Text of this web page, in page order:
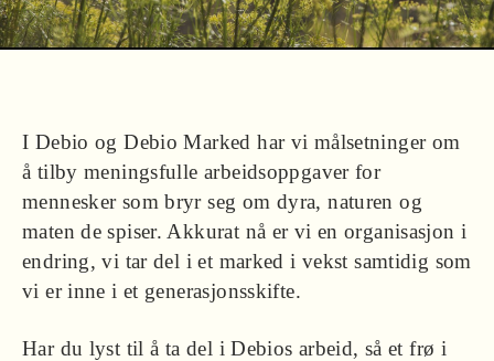
I Debio og Debio Marked har vi målsetninger om
å tilby meningsfulle arbeidsoppgaver for
mennesker som bryr seg om dyra, naturen og
maten de spiser. Akkurat nå er vi en organisasjon i
endring, vi tar del i et marked i vekst samtidig som
vi er inne i et generasjonsskifte.
Har du lyst til å ta del i Debios arbeid, så et frø i